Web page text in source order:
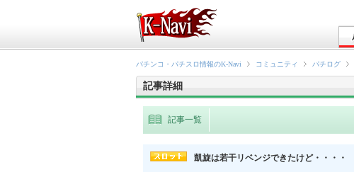
パチンコ・パチスロ情報のK-Navi コミュニティ パチログ
記事詳細
記事一覧
凱旋は若干リベンジできたけど・・・・